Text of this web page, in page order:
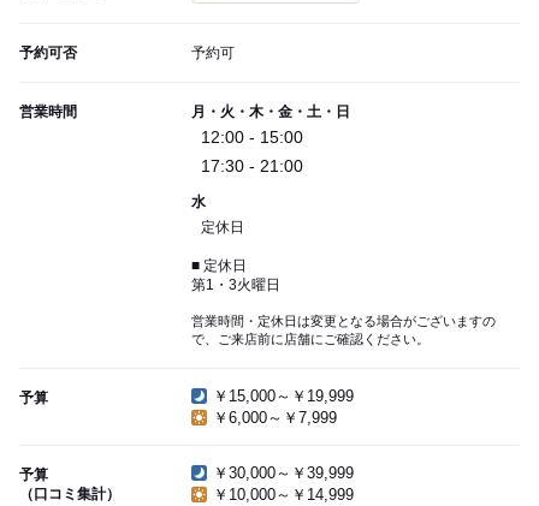
予約可否 予約可
営業時間 月・火・木・金・土・日
12:00 - 15:00
17:30 - 21:00
水
定休日
■ 定休日
第1・3火曜日
営業時間・定休日は変更となる場合がございますの
で、ご来店前に店舗にご確認ください。
予算
￥15,000～￥19,999
￥6,000～￥7,999
予算
（口コミ集計）
￥30,000～￥39,999
￥10,000～￥14,999